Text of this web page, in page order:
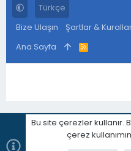
Türkçe
Bize Ulaşın
Şartlar &
Ana Sayfa
R
S
S
Bu site çerezler
çerez